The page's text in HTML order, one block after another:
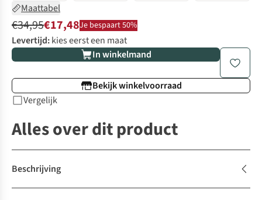
Maattabel
€34,95€17,48Je bespaart 50%
Levertijd:kies eerst een maat
In winkelmand
Bekijk winkelvoorraad
Vergelijk
Alles over dit product
Beschrijving